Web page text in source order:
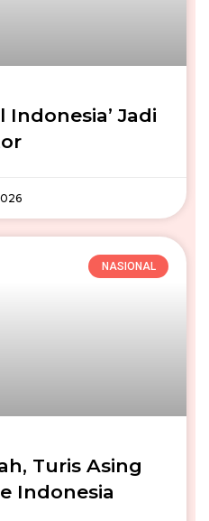
Indonesia’ Jadi
NASIONAL
Turis Asing
Indonesia